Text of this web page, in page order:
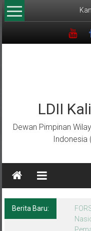
Lompat
ke
LDII
Dewan Pimpinan
Indonesia
Berita Baru:
di